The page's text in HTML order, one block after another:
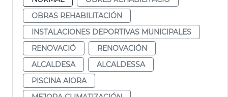
OBRAS REHABILITACIÓN
INSTALACIONES DEPORTIVAS MUNICIPALES
RENOVACIÓ
RENOVACIÓN
ALCALDESA
ALCALDESSA
PISCINA AIORA